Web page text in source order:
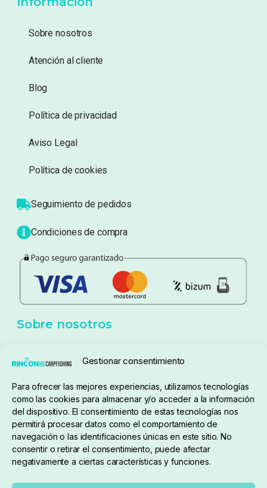
Gestionar consentimiento
Para ofrecer las mejores experiencias, utilizamos tecnologías
como las cookies para almacenar y/o acceder a la información
del dispositivo. El consentimiento de estas tecnologías nos
permitirá procesar datos como el comportamiento de
navegación o las identificaciones únicas en este sitio. No
consentir o retirar el consentimiento, puede afectar
negativamente a ciertas características y funciones.
deseos
Información
Atención al cliente
Blog
Política de privacidad
Aviso Legal
Sobre nosotros